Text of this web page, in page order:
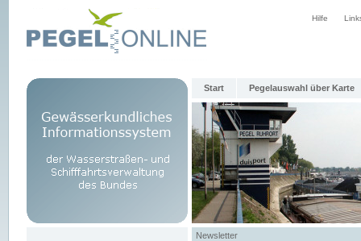
Hilfe
Start Pegelauswahl über Karte
Newsletter